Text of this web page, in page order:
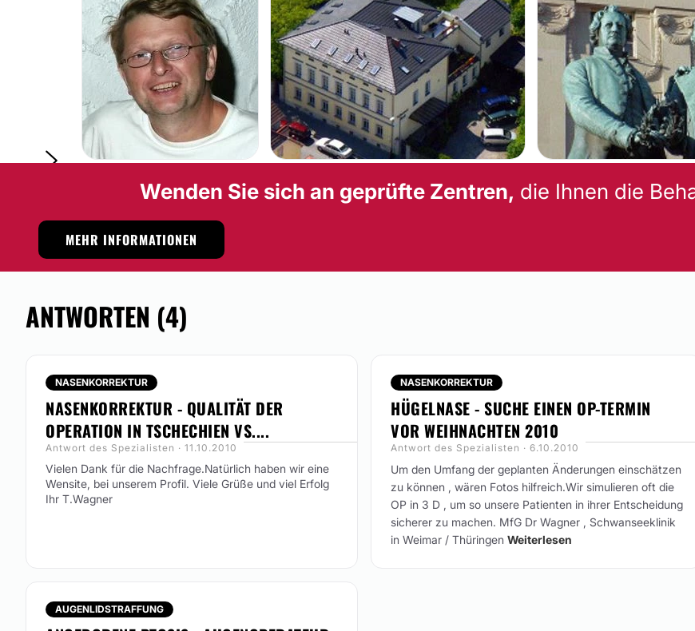
Wenden Sie sich an geprüfte Zentren, die Ihnen die
MEHR INFORMATIONEN
ANTWORTEN (4)
NASENKORREKTUR
NASENKORREKTUR - QUALITÄT DER
OPERATION IN TSCHECHIEN VS....
Antwort des Spezialisten · 11.10.2010
Vielen Dank für die Nachfrage.Natürlich haben wir eine
Wensite, bei unserem Profil. Viele Grüße und viel Erfolg
Ihr T.Wagner
NASENKORREKTUR
HÜGELNASE - SUCHE EINEN OP-TERMIN
VOR WEIHNACHTEN 2010
Antwort des Spezialisten · 6.10.2010
Um den Umfang der geplanten Änderungen einschätzen
zu können , wären Fotos hilfreich.Wir simulieren oft die
OP in 3 D , um so unsere Patienten in ihrer Entscheidung
sicherer zu machen. MfG Dr Wagner , Schwanseeklinik
in Weimar / Thüringen Weiterlesen
AUGENLIDSTRAFFUNG